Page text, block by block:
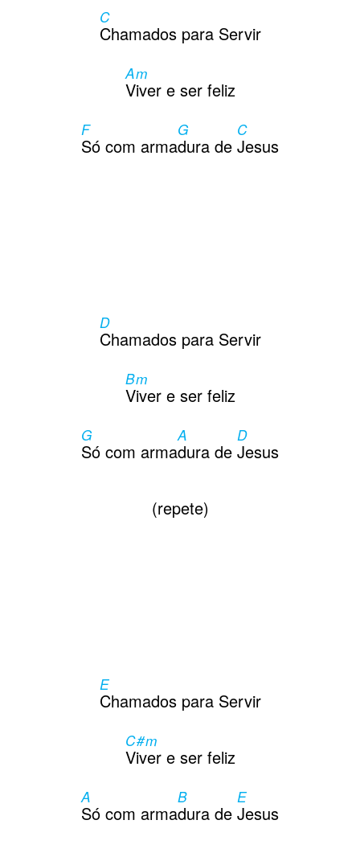
C
Chamados para Servir
Am
Viver e ser feliz
F
Só com arma
G
dura de
C
Jesus
D
Chamados para Servir
Bm
Viver e ser feliz
G
Só com arma
A
dura de
D
Jesus
(repete)
E
Chamados para Servir
C#m
Viver e ser feliz
A
Só com arma
B
dura de
E
Jesus